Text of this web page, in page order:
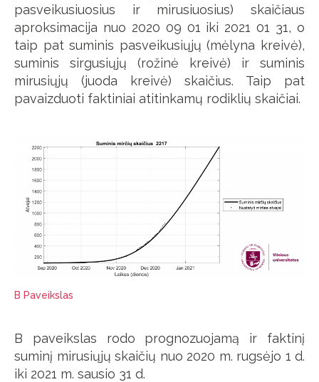
pasveikusiuosius ir mirusiuosius) skaičiaus
aproksimacija nuo 2020 09 01 iki 2021 01 31, o
taip pat suminis pasveikusiųjų (mėlyna kreivė),
suminis sirgusiųjų (rožinė kreivė) ir suminis
mirusiųjų (juoda kreivė) skaičius. Taip pat
pavaizduoti faktiniai atitinkamų rodiklių skaičiai.
B Paveikslas
B paveikslas rodo prognozuojamą ir faktinį
suminį mirusiųjų skaičių nuo 2020 m. rugsėjo 1 d.
iki 2021 m. sausio 31 d.